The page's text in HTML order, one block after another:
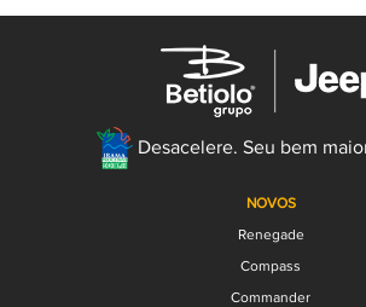
Desacelere. Seu bem
NOVOS
Renegade
Compass
Commander